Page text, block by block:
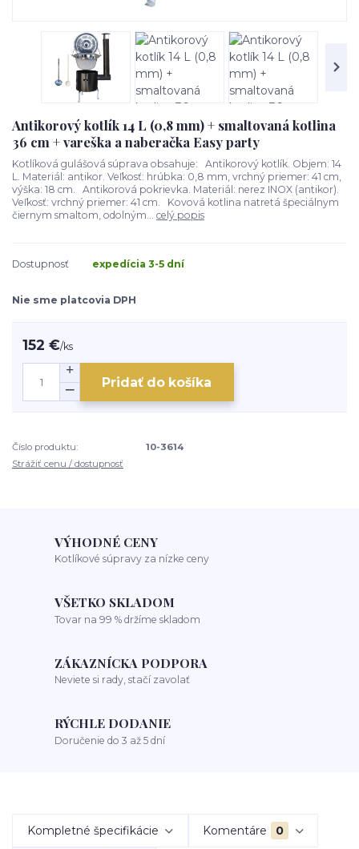
Antikorový kotlík 14 L (0,8 mm) + smaltovaná kotlina
36 cm + vareška a naberačka Easy party
Kotlíková gulášová súprava obsahuje: Antikorový kotlík. Objem: 14
L. Materiál: antikor. Veľkosť: hrúbka: 0,8 mm, vrchný priemer: 41 cm,
výška: 18 cm. Antikorová pokrievka. Materiál: nerez INOX (antikor).
Veľkosť: vrchný priemer: 41 cm. Kovová kotlina natretá špeciálnym
čiernym smaltom, odolným... celý popis
Dostupnosť expedícia 3-5 dní
Nie sme platcovia DPH
152 €/ks
Pridať do košíka
Číslo produktu:
10-3614
Strážiť cenu / dostupnosť
VÝHODNÉ CENY
Kotlíkové súpravy za nízke ceny
VŠETKO SKLADOM
Tovar na 99 % držíme skladom
ZÁKAZNÍCKA PODPORA
Neviete si rady, stačí zavolať
RÝCHLE DODANIE
Doručenie do 3 až 5 dní
Kompletné špecifikácie Komentáre 0